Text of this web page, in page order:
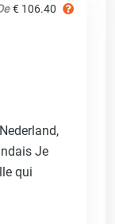
€ 106.40
Je
qui